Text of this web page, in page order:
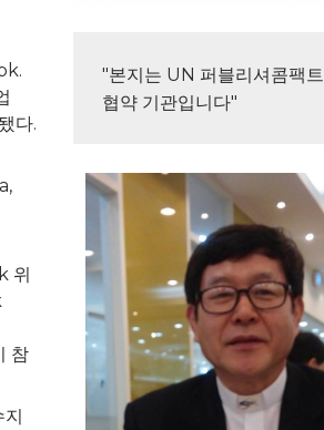
다.
위
참
"본지는 UN 퍼블리셔콤팩트
협약 기관입니다"